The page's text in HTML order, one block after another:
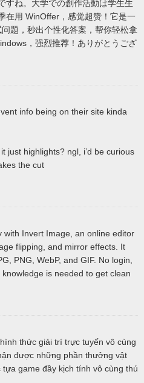
すね。大学での創作活動は学生生
在用 WinOffer，感觉超赞！它是一
题，秒出个性化答案，帮你轻松拿
，强烈推荐！ありがとうござ
info being on their site kinda
just highlights? ngl, i’d be curious
the cut
with Invert Image, an online editor
flipping, and mirror effects. It
PNG, WebP, and GIF. No login,
is needed to get clean
thức giải trí trực tuyến vô cùng
được những phần thưởng vật
game đầy kịch tính vô cùng thú